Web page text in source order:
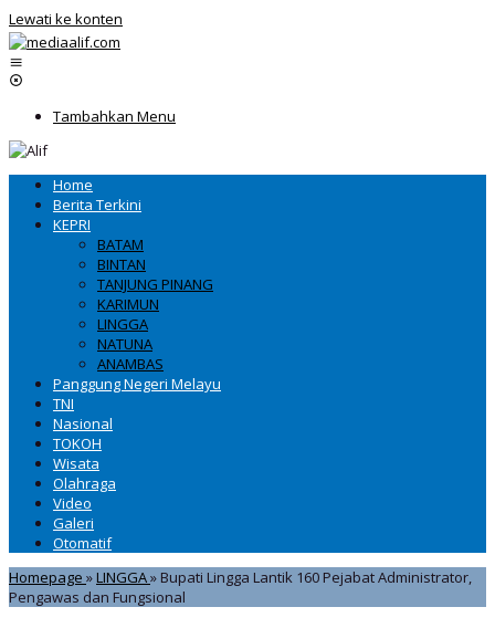
Lewati ke konten
Tambahkan Menu
Home
Berita Terkini
KEPRI
BATAM
BINTAN
TANJUNG PINANG
KARIMUN
LINGGA
NATUNA
ANAMBAS
Panggung Negeri Melayu
TNI
Nasional
TOKOH
Wisata
Olahraga
Video
Galeri
Otomatif
Homepage »LINGGA»Bupati Lingga Lantik 160 Pejabat Administrator,
Pengawas dan Fungsional